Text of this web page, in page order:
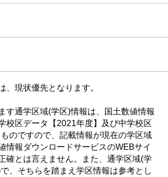
現状優先となります。
す通学区域(学区)情報は、国土数値情報
校区データ【2021年度】及び中学校区
のですので、記載情報が現在の学区域
情報ダウンロードサービスのWEBサイ
確とは言えません。また、通学区域(学
、そちらを踏まえ学区情報は参考とし